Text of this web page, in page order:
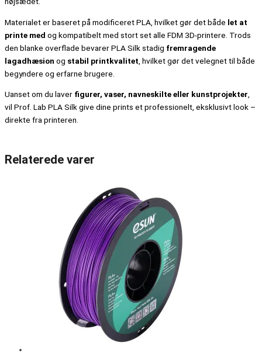
Materialet er baseret på modificeret PLA, hvilket gør det både let at
printe med og kompatibelt med stort set alle FDM 3D-printere. Trods
den blanke overflade bevarer PLA Silk stadig fremragende
lagadhæsion og stabil printkvalitet , hvilket gør det velegnet til både
begyndere og erfarne brugere.
Uanset om du laver figurer, vaser, navneskilte eller kunstprojekter,
vil Prof. Lab PLA Silk give dine prints et professionelt, eksklusivt look –
direkte fra printeren.
Relaterede varer